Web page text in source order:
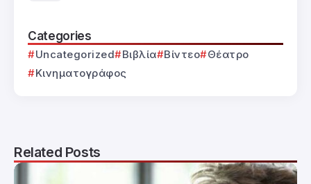
Categories
Uncategorized Βιβλία Βίντεο
Θέατρο
Κινηματογράφος
Related Posts